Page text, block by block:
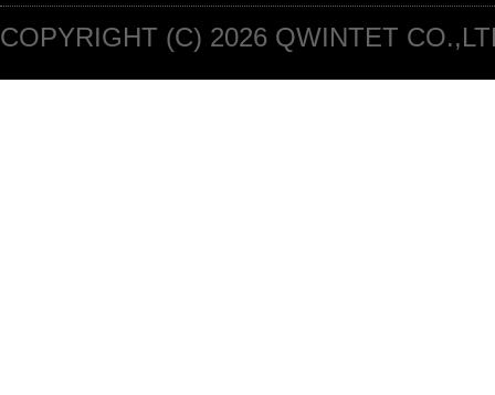
COPYRIGHT (C) 2026 QWINTET